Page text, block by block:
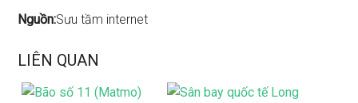
Nguồn:Sưu tầm internet
LIÊN QUAN